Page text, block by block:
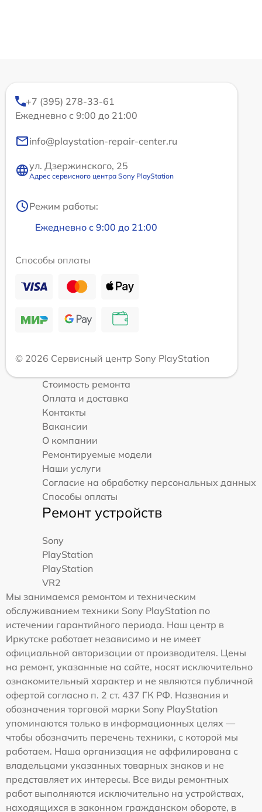
+7 (395) 278-33-61
Ежедневно с 9:00 до 21:00
info@playstation-repair-center.ru
ул. Дзержинского, 25
Адрес сервисного центра Sony PlayStation
Режим работы:
Ежедневно с 9:00 до 21:00
Способы оплаты
© 2026 Сервисный центр Sony PlayStation
Стоимость ремонта
Оплата и доставка
Контакты
Вакансии
О компании
Ремонтируемые модели
Наши услуги
Согласие на обработку персональных данных
Способы оплаты
Ремонт устройств
Sony
PlayStation
PlayStation
VR2
Мы занимаемся ремонтом и техническим
обслуживанием техники Sony PlayStation по
истечении гарантийного периода. Наш центр в
Иркутске работает независимо и не имеет
официальной авторизации от производителя. Цены
на ремонт, указанные на сайте, носят исключительно
ознакомительный характер и не являются публичной
офертой согласно п. 2 ст. 437 ГК РФ. Названия и
обозначения торговой марки Sony PlayStation
упоминаются только в информационных целях —
чтобы обозначить перечень техники, с которой мы
работаем. Наша организация не аффилирована с
владельцами указанных товарных знаков и не
представляет их интересы. Все виды ремонтных
работ выполняются исключительно на устройствах,
находящихся в законном гражданском обороте, в